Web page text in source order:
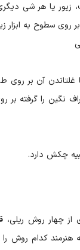
یا هر شی دیگری
روی سطوح به ابزار
غلتاندن آن بر روی
نگین را گرفته بر
چكش دارد.
از چهار روش
هنرمند کدام روش